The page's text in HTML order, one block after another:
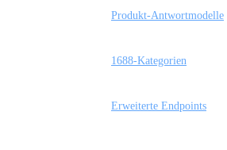
Produkt-Antwortmodelle
1688-Kategorien
Erweiterte Endpoints